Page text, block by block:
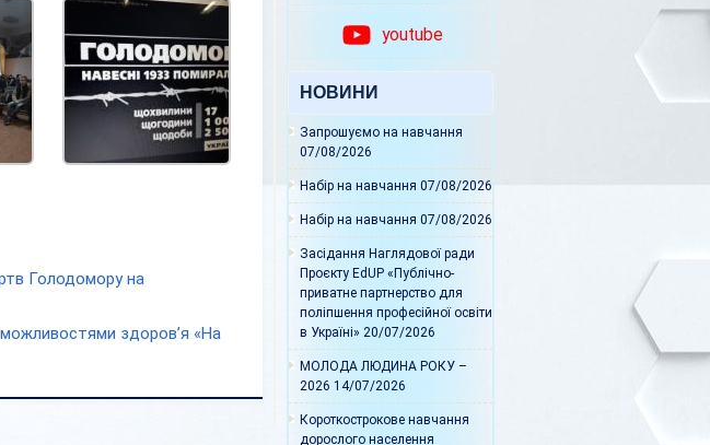
Голодомору на
здоров’я «На
youtube
НОВИНИ
Запрошуємо на навчання
07/08/2026
Набір на навчання 07/08/2026
Набір на навчання 07/08/2026
Засідання Наглядової ради
Проєкту EdUP «Публічно-
приватне партнерство для
поліпшення професійної освіти
в Україні» 20/07/2026
МОЛОДА ЛЮДИНА РОКУ –
2026 14/07/2026
Короткострокове навчання
дорослого населення